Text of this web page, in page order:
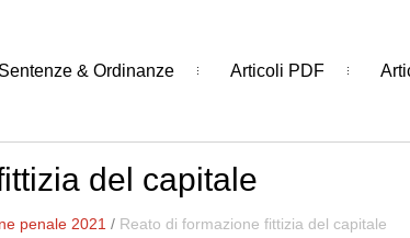
Sentenze & Ordinanze Articoli PDF
del capitale
penale 2021 / Reato di formazione fittizia del capitale